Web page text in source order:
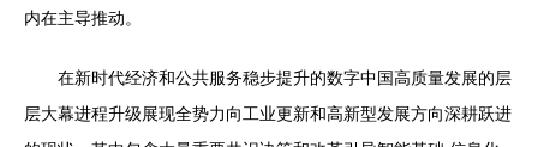
内在主导推动。
在新时代经济和公共服务稳步提升的数字中国高质量发展的层
层大幕进程升级展现全势力向工业更新和高新型发展方向深耕跃进